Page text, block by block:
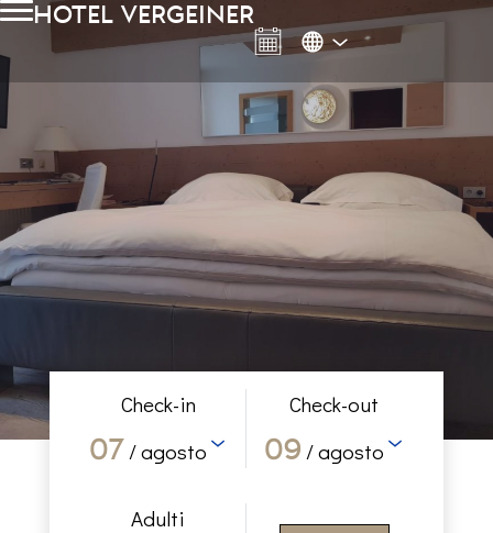
hotel vergeiner
Check-in
07/ agosto
Check-out
09 / agosto
Adulti